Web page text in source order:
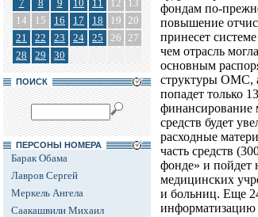
7
8 9 10 11 12
13
14
15 16 17 18 19 20
21
22 23 24 25 26 27
28
29 30
ПОИСК
ПЕРСОНЫ НОМЕРА
Барак Обама
Лавров Сергей
Меркель Ангела
Саакашвили Михаил
фондам по-
повышение
принесет
чем отрасль
основным
структуры ОМС,
попадет только
финансирование
средств будет
расходные
часть средств
фонде» и пойдет
медицинских
и больниц. Еще
информатизацию